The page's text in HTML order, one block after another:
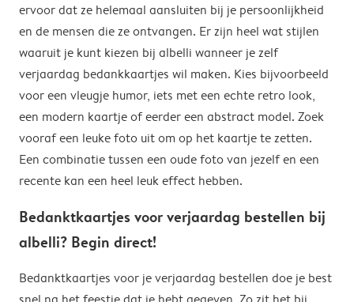
ervoor dat ze helemaal aansluiten bij je persoonlijkheid
en de mensen die ze ontvangen. Er zijn heel wat stijlen
waaruit je kunt kiezen bij albelli wanneer je zelf
verjaardag bedankkaartjes wil maken. Kies bijvoorbeeld
voor een vleugje humor, iets met een echte retro look,
een modern kaartje of eerder een abstract model. Zoek
vooraf een leuke foto uit om op het kaartje te zetten.
Een combinatie tussen een oude foto van jezelf en een
recente kan een heel leuk effect hebben.
Bedanktkaartjes voor verjaardag bestellen bij
albelli? Begin direct!
Bedanktkaartjes voor je verjaardag bestellen doe je best